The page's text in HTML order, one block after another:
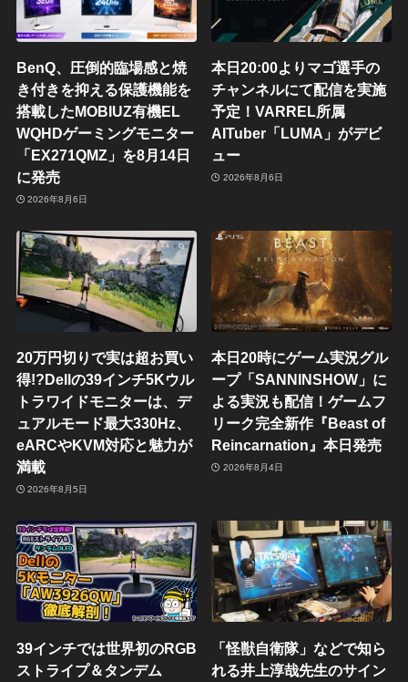
BenQ、圧倒的臨場感と焼
き付きを抑える保護機能を
搭載したMOBIUZ有機EL
WQHDゲーミングモニター
「EX271QMZ」を8月14日
に発売
2026年8月6日
本日20:00よりマゴ選手の
チャンネルにて配信を実施
予定！VARREL所属
AITuber「LUMA」がデビ
ュー
2026年8月6日
20万円切りで実は超お買い
得!?Dellの39インチ5Kウル
トラワイドモニターは、デ
ュアルモード最大330Hz、
eARCやKVM対応と魅力が
満載
2026年8月5日
本日20時にゲーム実況グル
ープ「SANNINSHOW」に
よる実況も配信！ゲームフ
リーク完全新作『Beast of
Reincarnation』本日発売
2026年8月4日
39インチでは世界初のRGB
ストライプ＆タンデム
「怪獣自衛隊」などで知ら
れる井上淳哉先生のサイン